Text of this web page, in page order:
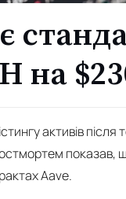
на
активів
показав,
Aave.